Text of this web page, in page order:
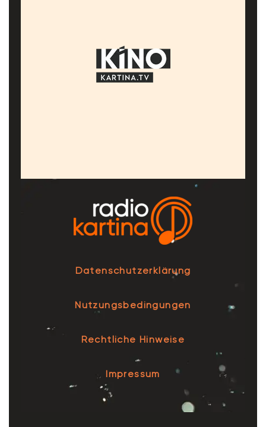
Datenschutzerklärung
Nutzungsbedingungen
Rechtliche Hinweise
Impressum